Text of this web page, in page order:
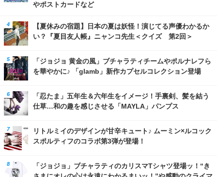
やポストカードなど
【夏休みの宿題】日本の夏は妖怪！演じてる声優わかるか
い？『夏目友人帳』ニャンコ先生＜クイズ 第2回＞
「ジョジョ 黄金の風」ブチャラティチームやポルナレフら
を華やかに♪ 「glamb」新作カプセルコレクション登場
「忍たま」五年生＆六年生をイメージ！手裏剣、髪を結う
仕草…和の趣を感じさせる「MAYLA」パンプス
リトルミイのデザインが甘辛キュート♪ ムーミン×ルコック
スポルティフのコラボ第3弾が登場！
「ジョジョ」ブチャラティのカリスマTシャツ登場ッ！“き